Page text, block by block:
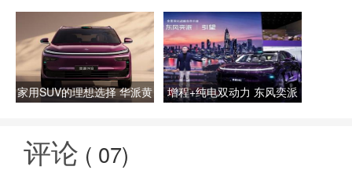
家用SUV的理想选择 华派黄
增程+纯电双动力 东风奕派
评论 ( 07)